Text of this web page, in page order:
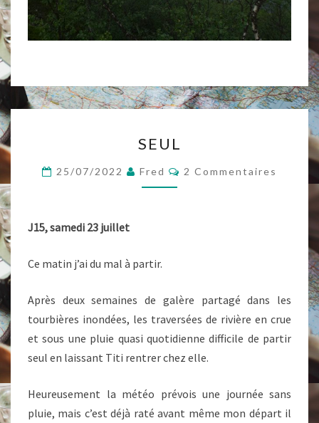
SEUL
25/07/2022 Fred Commentaires
2 Commentaires
J15, samedi 23 juillet
Ce matin j’ai du mal à partir.
Après deux semaines de galère partagé dans les
tourbières inondées, les traversées de rivière en crue
et sous une pluie quasi quotidienne difficile de partir
seul en laissant Titi rentrer chez elle.
Heureusement la météo prévois une journée sans
pluie, mais c’est déjà raté avant même mon départ il